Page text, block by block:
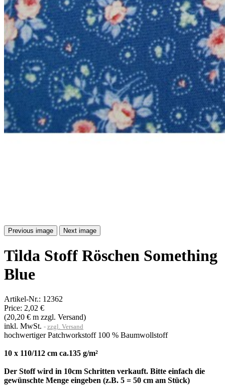
Previous image Next image
Tilda Stoff Röschen Something
Blue
Artikel-Nr.: 12362
Price: 2,02 €
(20,20 € m zzgl. Versand)
inkl. MwSt.
zzgl. Versand
hochwertiger Patchworkstoff 100 % Baumwollstoff
10 x 110/112 cm ca.135 g/m²
Der Stoff wird in 10cm Schritten verkauft. Bitte einfach die
gewünschte Menge eingeben (z.B. 5 = 50 cm am Stück)